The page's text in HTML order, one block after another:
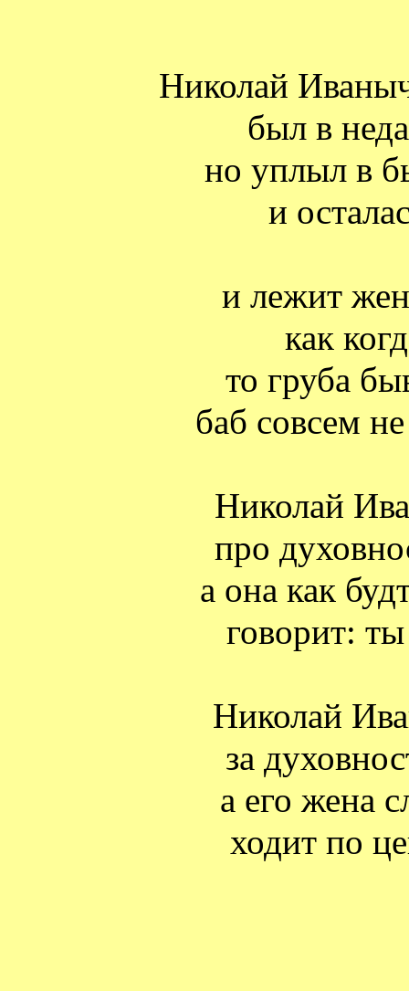
Николай
был в
но уплыл в
и
и лежит
как
то груба
баб совсем
Николай
про
а она как
говорит:
Николай
за
а его жена
ходит по